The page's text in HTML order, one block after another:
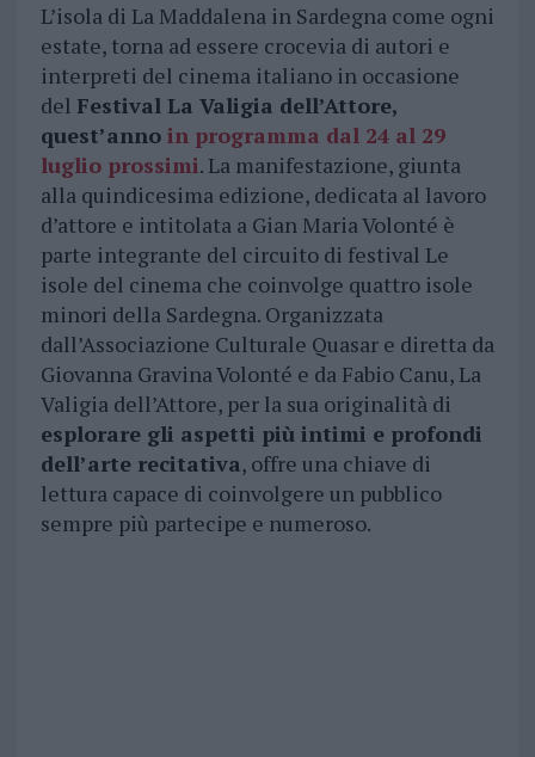
L’isola di La Maddalena in Sardegna come ogni
estate, torna ad essere crocevia di autori e
interpreti del cinema italiano in occasione
del Festival La Valigia dell’Attore,
quest’anno in programma dal 24 al 29
luglio prossimi. La manifestazione, giunta
alla quindicesima edizione, dedicata al lavoro
d’attore e intitolata a Gian Maria Volonté è
parte integrante del circuito di festival Le
isole del cinema che coinvolge quattro isole
minori della Sardegna. Organizzata
dall’Associazione Culturale Quasar e diretta da
Giovanna Gravina Volonté e da Fabio Canu, La
Valigia dell’Attore, per la sua originalità di
esplorare gli aspetti più intimi e profondi
dell’arte recitativa, offre una chiave di
lettura capace di coinvolgere un pubblico
sempre più partecipe e numeroso.